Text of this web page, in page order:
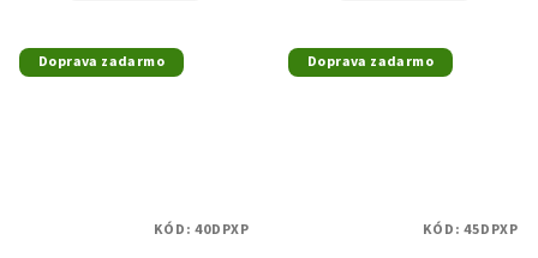
Doprava zadarmo
KÓD:40DPXP
Doprava zadarmo
KÓD:45DPXP